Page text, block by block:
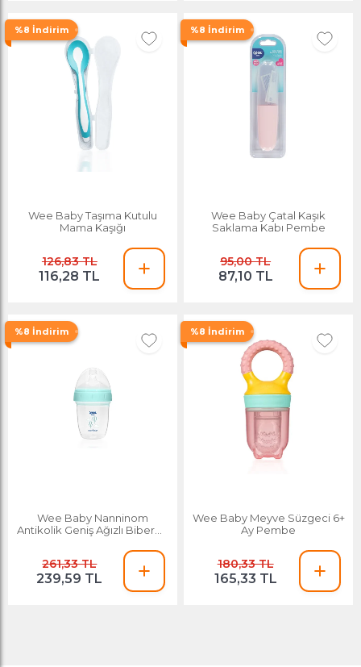
%8 İndirim
Wee Baby Taşıma Kutulu
Mama Kaşığı
126,83 TL
116,28 TL
%8 İndirim
Wee Baby Çatal Kaşık
Saklama Kabı Pembe
95,00 TL
87,10 TL
%8 İndirim
Wee Baby Nanninom
Antikolik Geniş Ağızlı Biberon
261,33 TL
239,59 TL
%8 İndirim
Wee Baby Meyve Süzgeci 6+
Ay Pembe
180,33 TL
165,33 TL